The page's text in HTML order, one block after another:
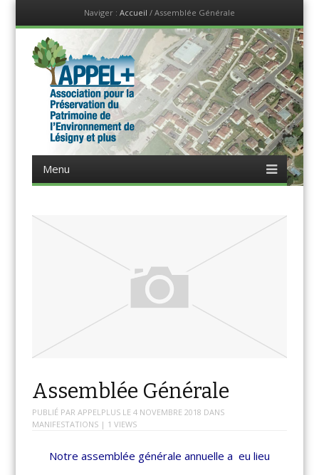
Naviger : Accueil / Assemblée Générale
Menu
Sauter jusqu'au contenu
Appel +
Association pour la Préservation du Patrimoine, de
Menu
Assemblée Générale
PUBLIÉ PAR APPELPLUSLE 4 NOVEMBRE 2018 DANS
MANIFESTATIONS| 1 VIEWS
Notre assemblée générale annuelle a eu lieu